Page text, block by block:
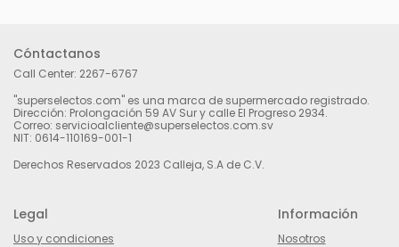
Cóntactanos
Call Center: 2267-6767
"superselectos.com" es una marca de supermercado registrado.
Dirección: Prolongación 59 AV Sur y calle El Progreso 2934.
Correo: servicioalcliente@superselectos.com.sv
NIT: 0614-110169-001-1
Derechos Reservados 2023 Calleja, S.A de C.V.
Legal
Uso y condiciones
Información
Nosotros